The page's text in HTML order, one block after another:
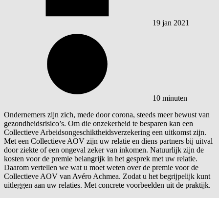
19 jan 2021
10 minuten
Ondernemers zijn zich, mede door corona, steeds meer bewust van
gezondheidsrisico’s. Om die onzekerheid te besparen kan een
Collectieve Arbeidsongeschiktheidsverzekering een uitkomst zijn.
Met een Collectieve AOV zijn uw relatie en diens partners bij uitval
door ziekte of een ongeval zeker van inkomen. Natuurlijk zijn de
kosten voor de premie belangrijk in het gesprek met uw relatie.
Daarom vertellen we wat u moet weten over de premie voor de
Collectieve AOV van Avéro Achmea. Zodat u het begrijpelijk kunt
uitleggen aan uw relaties. Met concrete voorbeelden uit de praktijk.